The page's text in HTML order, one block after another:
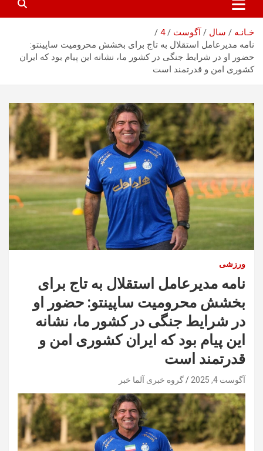
خـانـه سال آگوست
4
نامه مدیرعامل استقلال به تاج برای بخشش محرومیت ساپینتو:
حضور او در شرایط جنگی در کشور ما، نشانه این پیام بود که ایران
کشوری امن و قدرتمند است
ورزشی
نامه مدیرعامل استقلال به تاج برای
بخشش محرومیت ساپینتو: حضور او
در شرایط جنگی در کشور ما، نشانه
این پیام بود که ایران کشوری امن و
قدرتمند است
آگوست 4, 2025 گروه خبری آلما خبر